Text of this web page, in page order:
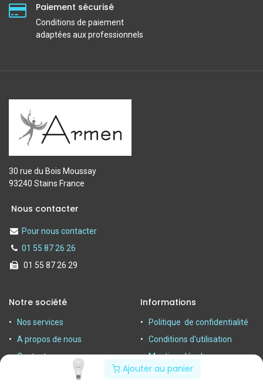
Ajouter au panier
Paiement sécurisé
Conditions de paiement
adaptées aux professionnels
30 rue du Bois Moussay
93240 Stains France
Nous contacter
Pour nous contacter
01 55 87 26 26
01 55 87 26 29
Notre société
Nos services
A propos de nous
Contactez-nous
Informations
Politique de confidentialité
Conditions d'utilisation
Mentions légales